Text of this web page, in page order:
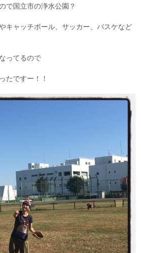
で国立市の浄水公園？
キャッチボール、サッカー、バスケなど
ってるので
たですー！！